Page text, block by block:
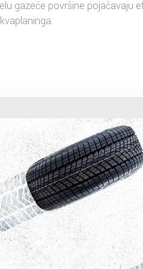
gazeće površine pojačavaju